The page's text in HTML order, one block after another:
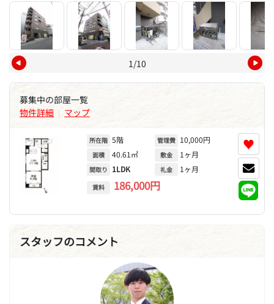
1/10
募集中の部屋一覧
物件詳細 | マップ
所在階 5階
面積 40.61㎡
間取り 1LDK
賃料 186,000円
管理費 10,000円
敷金 1ヶ月
礼金 1ヶ月
♥
スタッフのコメント